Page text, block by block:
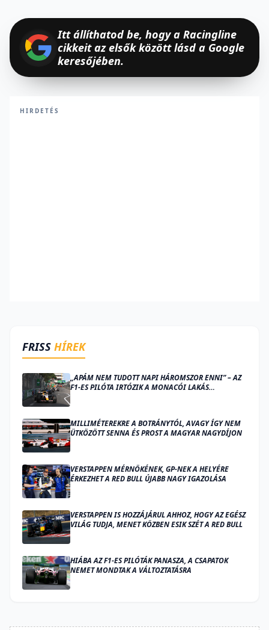
Itt állíthatod be, hogy a Racingline
cikkeit az elsők között lásd a Google
keresőjében.
HIRDETÉS
FRISS HÍREK
„APÁM NEM TUDOTT NAPI HÁROMSZOR ENNI” – AZ
F1-ES PILÓTA IRTÓZIK A MONACÓI LAKÁS
MILLIMÉTEREKRE A BOTRÁNYTÓL, AVAGY ÍGY NEM
ÜTKÖZÖTT SENNA ÉS PROST A MAGYAR NAGYDÍJON
VERSTAPPEN MÉRNÖKÉNEK, GP-NEK A HELYÉRE
ÉRKEZHET A RED BULL ÚJABB NAGY IGAZOLÁSA
VERSTAPPEN IS HOZZÁJÁRUL AHHOZ, HOGY AZ EGÉSZ
VILÁG TUDJA, MENET KÖZBEN ESIK SZÉT A RED BULL
HIÁBA AZ F1-ES PILÓTÁK PANASZA, A CSAPATOK
NEMET MONDTAK A VÁLTOZTATÁSRA